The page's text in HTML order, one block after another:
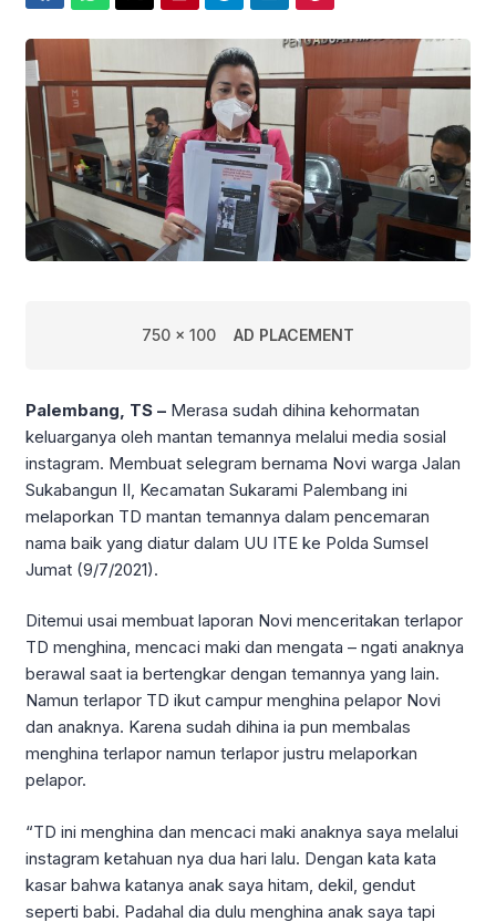
750 x 100 AD PLACEMENT
Palembang, TS – Merasa sudah dihina kehormatan
keluarganya oleh mantan temannya melalui media sosial
instagram. Membuat selegram bernama Novi warga Jalan
Sukabangun II, Kecamatan Sukarami Palembang ini
melaporkan TD mantan temannya dalam pencemaran
nama baik yang diatur dalam UU ITE ke Polda Sumsel
Jumat (9/7/2021).
Ditemui usai membuat laporan Novi menceritakan terlapor
TD menghina, mencaci maki dan mengata – ngati anaknya
berawal saat ia bertengkar dengan temannya yang lain.
Namun terlapor TD ikut campur menghina pelapor Novi
dan anaknya. Karena sudah dihina ia pun membalas
menghina terlapor namun terlapor justru melaporkan
pelapor.
“TD ini menghina dan mencaci maki anaknya saya melalui
instagram ketahuan nya dua hari lalu. Dengan kata kata
kasar bahwa katanya anak saya hitam, dekil, gendut
seperti babi. Padahal dia dulu menghina anak saya tapi